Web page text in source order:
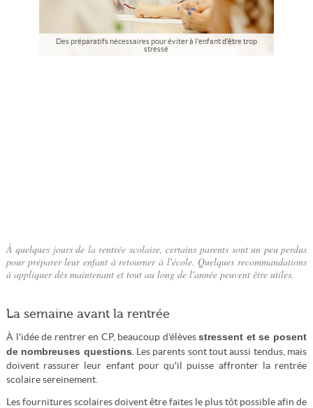
Des préparatifs nécessaires pour éviter à l'enfant d'être trop
stressé
À quelques jours de la rentrée scolaire, certains parents sont un peu perdus
pour préparer leur enfant à retourner à l'école. Quelques recommandations
à appliquer dès maintenant et tout au long de l'année peuvent être utiles.
La semaine avant la rentrée
À l'idée de rentrer en CP, beaucoup d'élèvesstressent et se posent
de nombreuses questions. Les parents sont tout aussi tendus, mais
doivent rassurer leur enfant pour qu'il puisse affronter la rentrée
scolaire sereinement.
Les fournitures scolaires doivent être faites le plus tôt possible afin de